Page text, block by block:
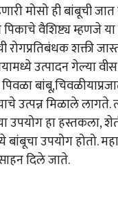
मोसो ही बांबूची
वैशिष्ट्य म्हणजे
रोगप्रतिबंधक शक्ती
उत्पादन गेल्या
उत्पन्न मिळाले
उपयोग हा हस्तकला,
बांबूचा उपयोग होतो.
दिले जाते.